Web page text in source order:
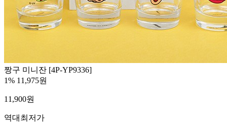
짱구 미니잔 [4P-YP9336]
1% 11,975원
11,900원
역대최저가